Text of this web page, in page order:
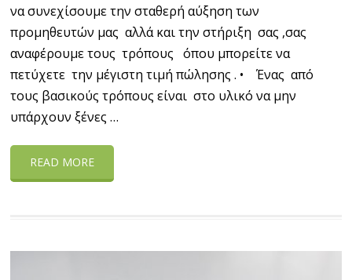
να συνεχίσουμε την σταθερή αύξηση των
προμηθευτών μας αλλά και την στήριξη σας ,σας
αναφέρουμε τους τρόπους όπου μπορείτε να
πετύχετε την μέγιστη τιμή πώλησης . • Ένας από
τους βασικούς τρόπους είναι στο υλικό να μην
υπάρχουν ξένες …
READ MORE